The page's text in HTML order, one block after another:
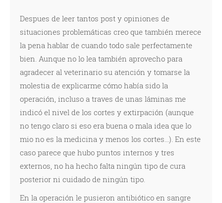
Despues de leer tantos post y opiniones de
situaciones problemáticas creo que también merece
la pena hablar de cuando todo sale perfectamente
bien. Aunque no lo lea también aprovecho para
agradecer al veterinario su atención y tomarse la
molestia de explicarme cómo había sido la
operación, incluso a traves de unas láminas me
indicó el nivel de los cortes y extirpación (aunque
no tengo claro si eso era buena o mala idea que lo
mio no es la medicina y menos los cortes...). En este
caso parece que hubo puntos internos y tres
externos, no ha hecho falta ningún tipo de cura
posterior ni cuidado de ningún tipo.
En la operación le pusieron antibiótico en sangre